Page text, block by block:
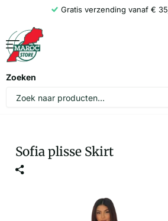
Gratis verzending vanaf € 35
Zoeken
Sofia plisse Skirt